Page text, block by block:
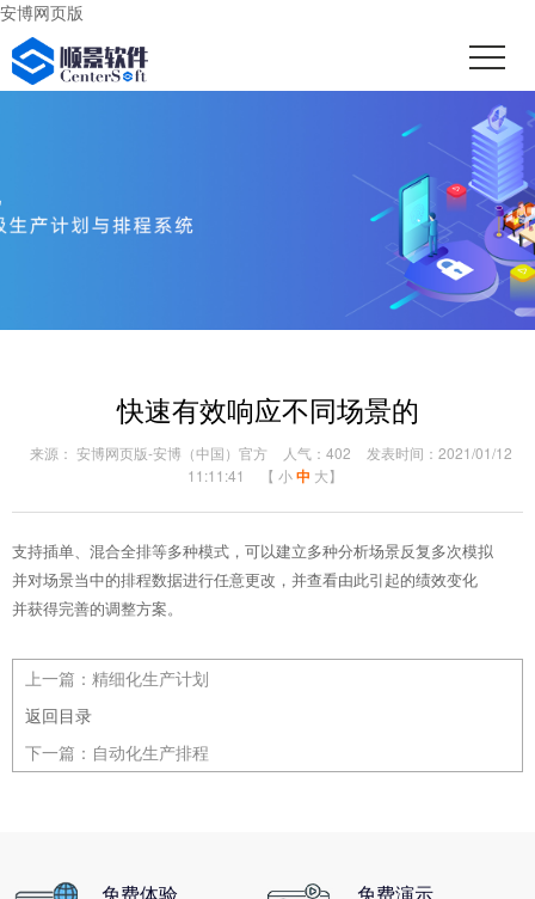
安博网页版
快速有效响应不同场景的
来源： 安博网页版-安博（中国）官方 人气：402
发表时间：2021/01/12
11:11:41
【 小 中 大】
支持插单、混合全排等多种模式，可以建立多种分析场景反复多次模拟
并对场景当中的排程数据进行任意更改，并查看由此引起的绩效变化
并获得完善的调整方案。
上一篇： 精细化生产计划
返回目录
下一篇： 自动化生产排程